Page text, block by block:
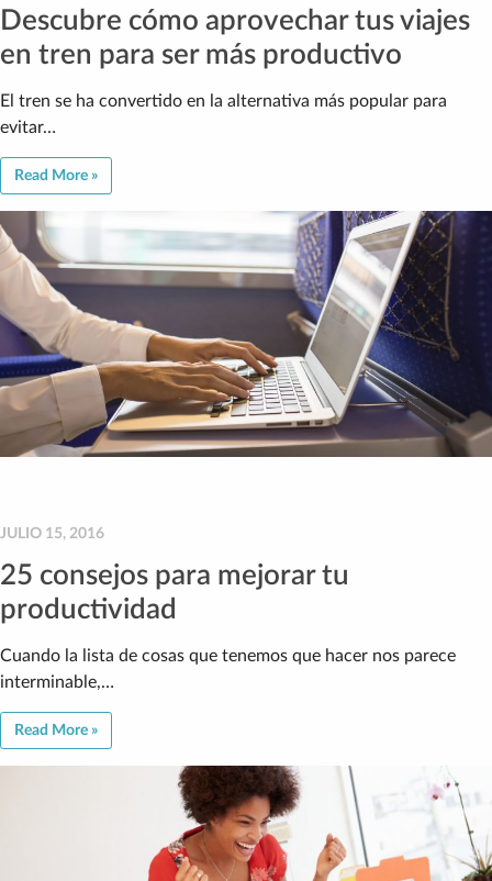
Descubre cómo aprovechar tus viajes
en tren para ser más productivo
El tren se ha convertido en la alternativa más popular para
evitar…
Read More »
JULIO 15, 2016
25 consejos para mejorar tu
productividad
Cuando la lista de cosas que tenemos que hacer nos parece
interminable,…
Read More »